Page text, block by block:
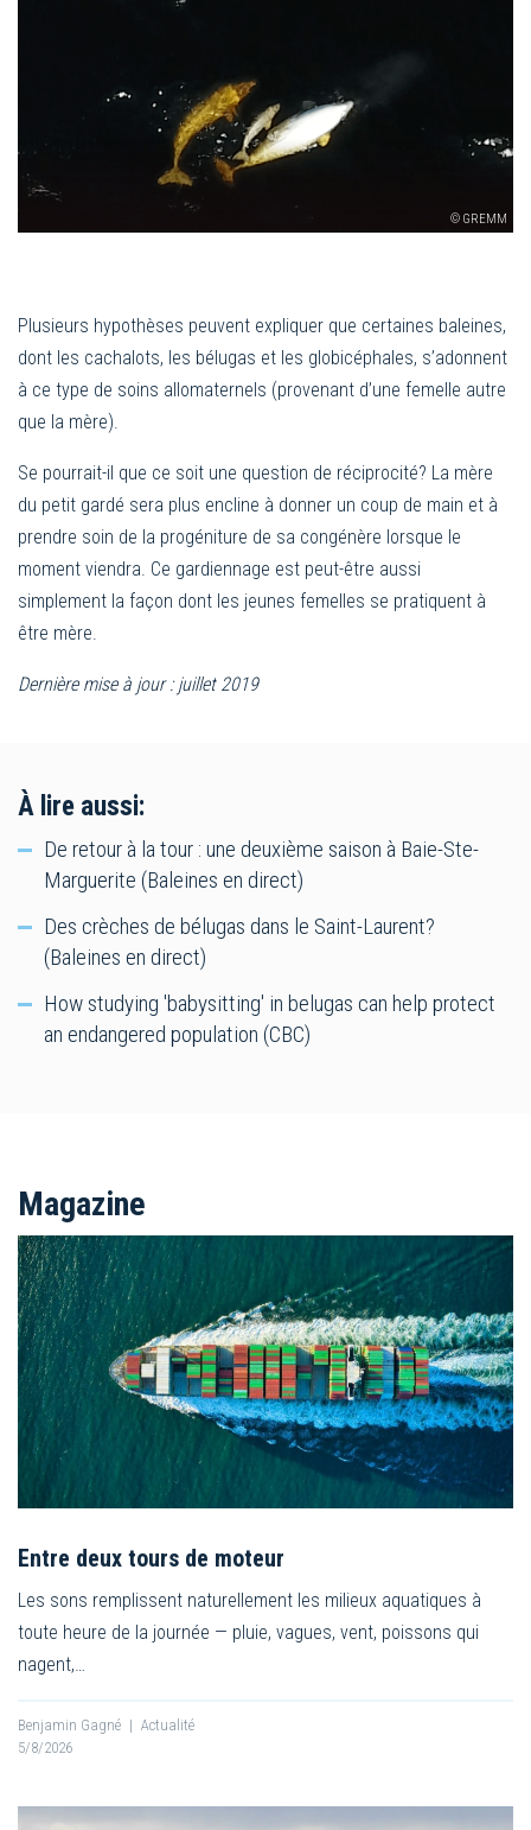
© GREMM
Plusieurs hypothèses peuvent expliquer que certaines baleines,
dont les cachalots, les bélugas et les globicéphales, s’adonnent
à ce type de soins allomaternels (provenant d’une femelle autre
que la mère).
Se pourrait-il que ce soit une question de réciprocité? La mère
du petit gardé sera plus encline à donner un coup de main et à
prendre soin de la progéniture de sa congénère lorsque le
moment viendra. Ce gardiennage est peut-être aussi
simplement la façon dont les jeunes femelles se pratiquent à
être mère.
Dernière mise à jour : juillet 2019
À lire aussi:
De retour à la tour : une deuxième saison à Baie-Ste-
Marguerite (Baleines en direct)
Des crèches de bélugas dans le Saint-Laurent?
(Baleines en direct)
How studying 'babysitting' in belugas can help protect
an endangered population (CBC)
Magazine
Entre deux tours de moteur
Les sons remplissent naturellement les milieux aquatiques à
toute heure de la journée — pluie, vagues, vent, poissons qui
nagent,…
Benjamin Gagné | Actualité
5/8/2026